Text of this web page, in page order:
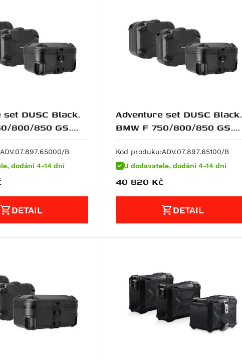
dodání 4-14 dní
DUSC Black.
800/850 GS.
steel ra.
ADV.07.897.65000/B
DETAIL
U dodavatele, dodání 4-14 dní
Adventure set DUSC Black.
BMW F 750/800/850 GS.
Plastic rack.
Kód produku:ADV.07.897.65100/B
40 820 Kč
DETAIL